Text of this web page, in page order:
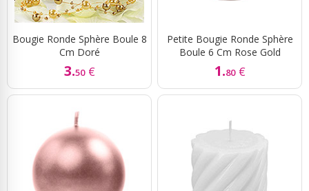
Bougie Ronde Sphère Boule 8
Cm Doré
3.50 €
Petite Bougie Ronde Sphère
Boule 6 Cm Rose Gold
1.80 €